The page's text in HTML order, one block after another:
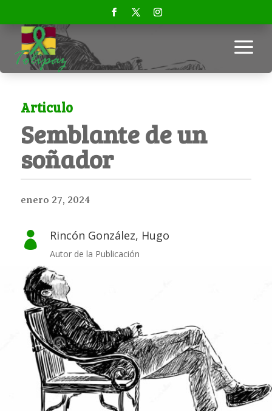
a
Articulo
Semblante de un
soñador
enero 27, 2024
 Rincón González, Hugo
Autor de la Publicación